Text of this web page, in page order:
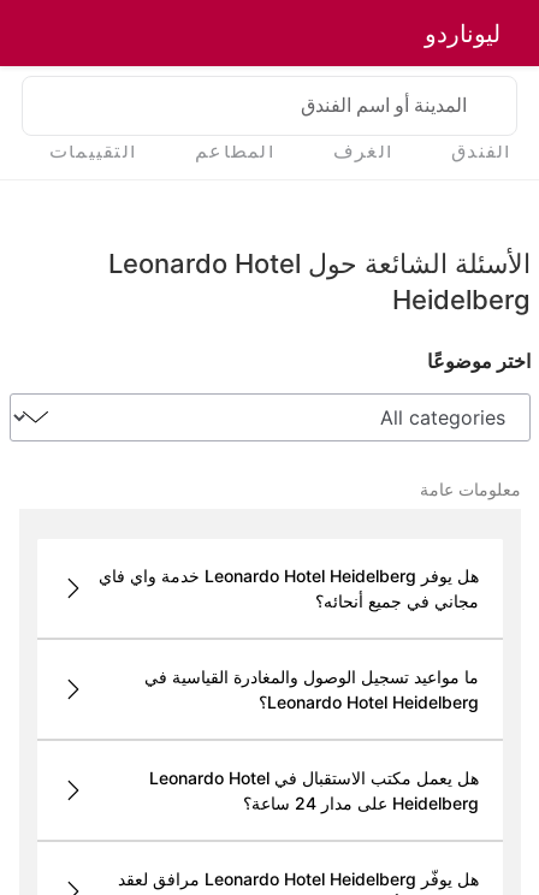
ليوناردو
المدينة أو اسم الفندق
الفندق الغرف المطاعم التقييمات
الأسئلة الشائعة حول Leonardo Hotel
Heidelberg
اختر موضوعًا
معلومات عامة
هل يوفر Leonardo Hotel Heidelberg خدمة واي فاي
مجاني في جميع أنحائه؟
ما مواعيد تسجيل الوصول والمغادرة القياسية في
Leonardo Hotel Heidelberg؟
هل يعمل مكتب الاستقبال في Leonardo Hotel
Heidelberg على مدار 24 ساعة؟
هل يوفّر Leonardo Hotel Heidelberg مرافق لعقد